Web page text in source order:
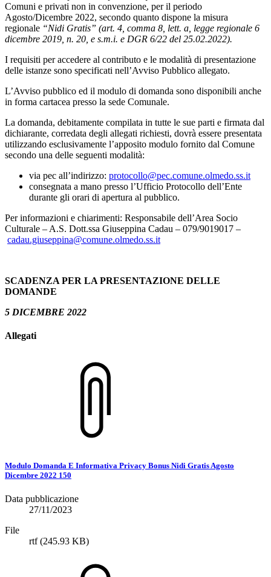
Comuni e privati non in convenzione, per il periodo
Agosto/Dicembre 2022, secondo quanto dispone la misura
regionale “Nidi Gratis” (art. 4, comma 8, lett. a, legge regionale 6
dicembre 2019, n. 20, e s.m.i. e DGR 6/22 del 25.02.2022).
I requisiti per accedere al contributo e le modalità di presentazione
delle istanze sono specificati nell’Avviso Pubblico allegato.
L’Avviso pubblico ed il modulo di domanda sono disponibili anche
in forma cartacea presso la sede Comunale.
La domanda, debitamente compilata in tutte le sue parti e firmata dal
dichiarante, corredata degli allegati richiesti, dovrà essere presentata
utilizzando esclusivamente l’apposito modulo fornito dal Comune
secondo una delle seguenti modalità:
via pec all’indirizzo: protocollo@pec.comune.olmedo.ss.it
consegnata a mano presso l’Ufficio Protocollo dell’Ente
durante gli orari di apertura al pubblico.
Per informazioni e chiarimenti: Responsabile dell’Area Socio
Culturale – A.S. Dott.ssa Giuseppina Cadau – 079/9019017 –
cadau.giuseppina@comune.olmedo.ss.it
SCADENZA PER LA PRESENTAZIONE DELLE
DOMANDE
5 DICEMBRE 2022
Allegati
Modulo Domanda E Informativa Privacy Bonus Nidi Gratis Agosto
Dicembre 2022 150
Data pubblicazione
27/11/2023
File
rtf(245.93 KB)